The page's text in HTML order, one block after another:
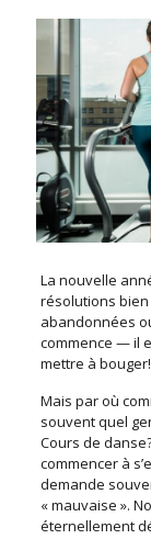
La nouvelle
résolutions
abandonnées
commence — il
mettre à bouger!
Mais par où
souvent quel
Cours de
commencer à
demande
« mauvaise ».
éternellement